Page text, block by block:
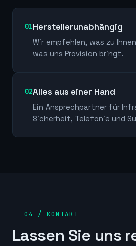
01Herstellerunabhängig
Wir empfehlen, was zu
was uns Provision bringt.
02Alles aus einer Hand
Ein Ansprechpartner für
Sicherheit, Telefonie und
04 / KONTAKT
Lassen Sie uns